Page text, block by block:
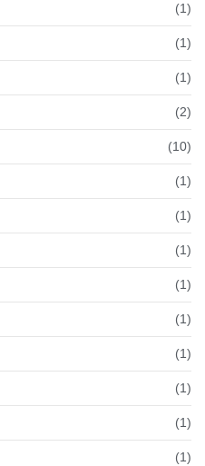
(1)
(1)
(1)
(2)
(10)
(1)
(1)
(1)
(1)
(1)
(1)
(1)
(1)
(1)